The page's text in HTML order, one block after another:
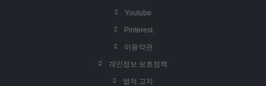
Youtube
Pinterest
이용약관
개인정보 보호정책
법적 고지